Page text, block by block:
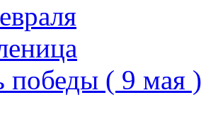
победы ( 9 мая )